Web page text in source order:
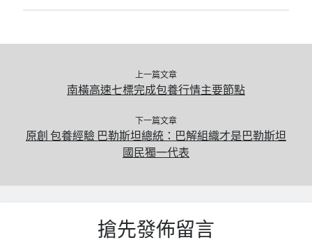
上一篇文章
南橫高速七標完成包養行情主要節點
下一篇文章
原創 包養經驗 巴勒斯坦總統：巴解組織才是巴勒斯坦
國民獨一代表
搶先發佈留言